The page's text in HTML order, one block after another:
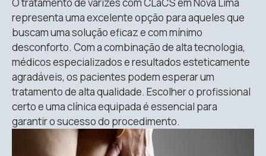
representa uma excelente opção para aqueles que
buscam uma solução eficaz e com mínimo
desconforto. Com a combinação de alta tecnologia,
médicos especializados e resultados esteticamente
agradáveis, os pacientes podem esperar um
tratamento de alta qualidade. Escolher o profissional
certo e uma clínica equipada é essencial para
garantir o sucesso do procedimento.